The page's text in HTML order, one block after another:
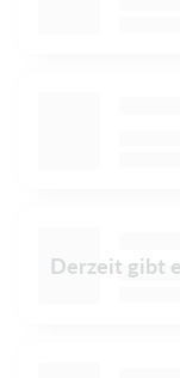
Derzeit gibt